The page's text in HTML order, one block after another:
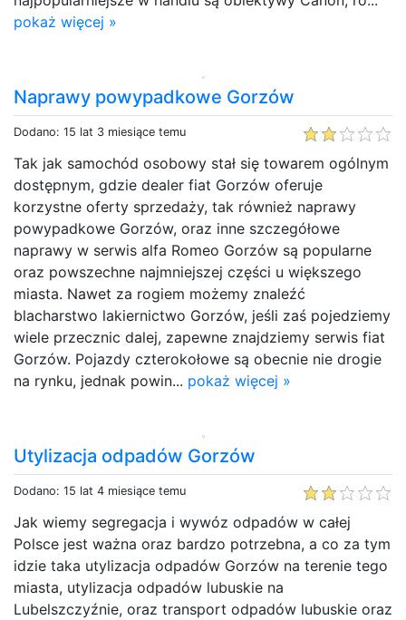
pokaż więcej »
Naprawy powypadkowe Gorzów
Dodano: 15 lat 3 miesiące temu
Tak jak samochód osobowy stał się towarem ogólnym
dostępnym, gdzie dealer fiat Gorzów oferuje
korzystne oferty sprzedaży, tak również naprawy
powypadkowe Gorzów, oraz inne szczegółowe
naprawy w serwis alfa Romeo Gorzów są popularne
oraz powszechne najmniejszej części u większego
miasta. Nawet za rogiem możemy znaleźć
blacharstwo lakiernictwo Gorzów, jeśli zaś pojedziemy
wiele przecznic dalej, zapewne znajdziemy serwis fiat
Gorzów. Pojazdy czterokołowe są obecnie nie drogie
na rynku, jednak powin... pokaż więcej »
Utylizacja odpadów Gorzów
Dodano: 15 lat 4 miesiące temu
Jak wiemy segregacja i wywóz odpadów w całej
Polsce jest ważna oraz bardzo potrzebna, a co za tym
idzie taka utylizacja odpadów Gorzów na terenie tego
miasta, utylizacja odpadów lubuskie na
Lubelszczyźnie, oraz transport odpadów lubuskie oraz